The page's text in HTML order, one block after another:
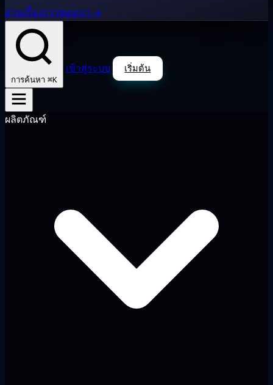
อ่านเรื่องราวของเรา →
การค้นหา ⌘K
เข้าสู่ระบบ เริ่มต้น
ผลิตภัณฑ์